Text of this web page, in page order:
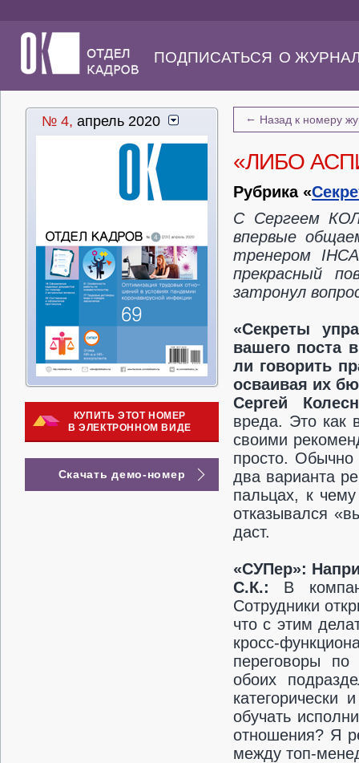
ПОДПИСАТЬСЯ О
№ 4, апрель 2020
КУПИТЬ ЭТОТ НОМЕР
В ЭЛЕКТРОННОМ ВИДЕ
Скачать демо-номер
← Назад к номеру
«ЛИБО
Рубрика «
CСергеем
впервые
тренером IHCA
прекрасный
затронул
«Секреты
вашего поста
ли говорить
осваивая их
Сергей
вреда. Это как
своими
просто.
два варианта
пальцах, к
отказывался
даст.
«СУПер»:
С.К.: В
Сотрудники
что с этим
кросс-
переговоры по
обоих
обучать
отношения? Я
между топ-